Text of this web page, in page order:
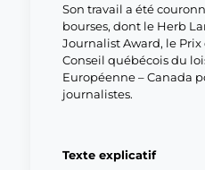
Son travail a été
bourses, dont le Herb
Journalist Award, le
Conseil québécois du
Européenne – Canada
journalistes.
Texte explicatif